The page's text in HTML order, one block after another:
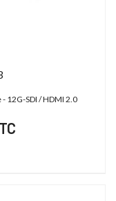
12G-SDI / HDMI 2.0